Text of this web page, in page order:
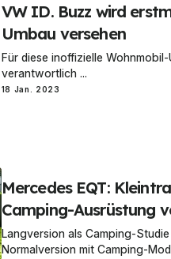
VW ID. Buzz wird
Umbau versehen
Für diese inoffizielle
verantwortlich ...
18 Jan. 2023
Mercedes EQT:
Camping-Ausrüstung
Langversion als Camping-
Normalversion mit Camping-